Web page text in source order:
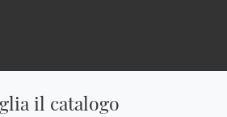
il catalogo